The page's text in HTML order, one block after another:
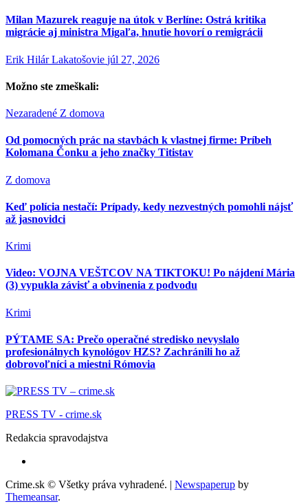
Milan Mazurek reaguje na útok v Berlíne: Ostrá kritika
migrácie aj ministra Migaľa, hnutie hovorí o remigrácii
Erik Hilár Lakatošovie júl 27, 2026
Možno ste zmeškali:
Nezaradené Z domova
Od pomocných prác na stavbách k vlastnej firme: Príbeh
Kolomana Čonku a jeho značky Titistav
Z domova
Keď polícia nestačí: Prípady, kedy nezvestných pomohli nájsť
až jasnovidci
Krimi
Video: VOJNA VEŠTCOV NA TIKTOKU! Po nájdení Mária
(3) vypukla závisť a obvinenia z podvodu
Krimi
PÝTAME SA: Prečo operačné stredisko nevyslalo
profesionálnych kynológov HZS? Zachránili ho až
dobrovoľníci a miestni Rómovia
PRESS TV - crime.sk
Redakcia spravodajstva
Crime.sk © Všetky práva vyhradené. | Newspaperup by
Themeansar.